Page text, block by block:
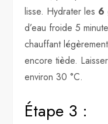
lisse. Hydrater les 6
d’eau froide 5
chauffant
encore tiède.
environ 30 °C.
Étape 3 :